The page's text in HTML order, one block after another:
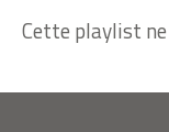
Cette playlist